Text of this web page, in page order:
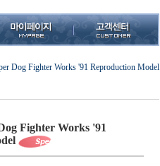
Dog Fighter Works '91 Reproduction Model
Fighter Works '91